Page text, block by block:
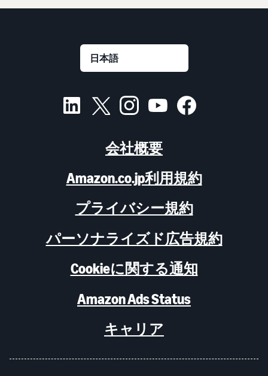
会社概要
Amazon.co.jp利用規約
プライバシー規約
パーソナライズド広告規約
Cookieに関する通知
Amazon Ads Status
キャリア